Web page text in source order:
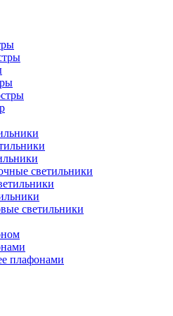
светильники
светильники
плафонами